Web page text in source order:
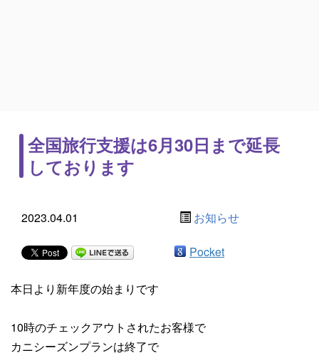
全国旅行支援は6月30日まで延長
しております
2023.04.01 お知らせ
Pocket
本日より新年度の始まりです
10時のチェックアウトされたお客様で
カニシーズンプランは終了で